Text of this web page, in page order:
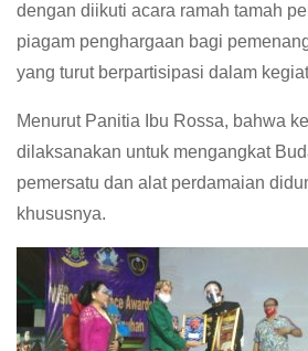
dengan diikuti acara ramah tamah
piagam penghargaan bagi
yang turut berpartisipasi dalam
Menurut Panitia Ibu Rossa, bahwa
dilaksanakan untuk mengangkat
pemersatu dan alat perdamaian
khususnya.